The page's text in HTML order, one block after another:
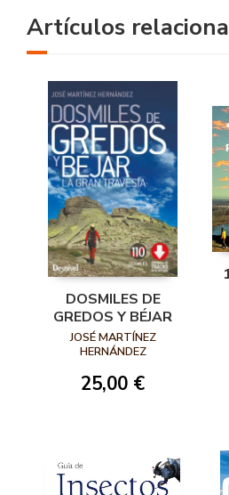
Artículos
DOSMILES DE
GREDOS Y BÉJAR
JOSÉ MARTÍNEZ
HERNÁNDEZ
25,00 €